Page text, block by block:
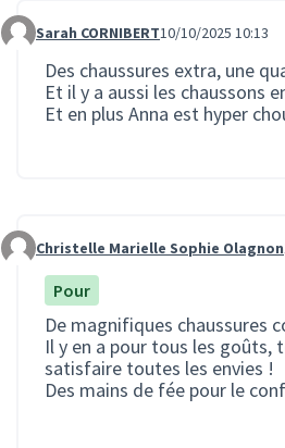
Commentaire 3837
Sarah CORNIBERT10/10/2025 10:13
Des chaussures extra, une
Et il y a aussi les chaussons
Et en plus Anna est hyper
Commentaire 3857
Christelle Marielle Sophie Olagnon
Pour
De magnifiques chaussures
Il y en a pour tous les goûts,
satisfaire toutes les envies !
Des mains de fée pour le